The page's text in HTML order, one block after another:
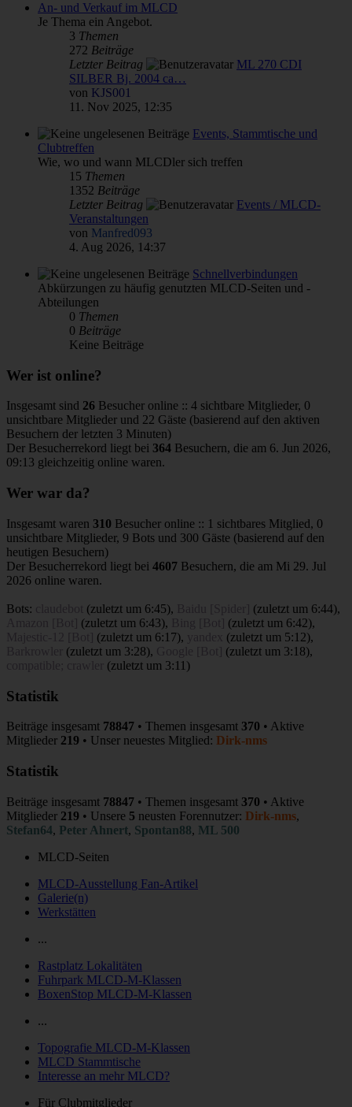
An- und Verkauf im MLCD
Je Thema ein Angebot.
3 Themen
272 Beiträge
Letzter Beitrag
ML 270 CDI
SILBER Bj. 2004 ca…
von KJS001
11. Nov 2025, 12:35
Events, Stammtische und
Clubtreffen
Wie, wo und wann MLCDler sich treffen
15 Themen
1352 Beiträge
Letzter Beitrag
Events / MLCD-
Veranstaltungen
von Manfred093
4. Aug 2026, 14:37
Schnellverbindungen
Abkürzungen zu häufig genutzten MLCD-Seiten und -
Abteilungen
0 Themen
0 Beiträge
Keine Beiträge
Wer ist online?
Insgesamt sind 26 Besucher online :: 4 sichtbare Mitglieder, 0
unsichtbare Mitglieder und 22 Gäste (basierend auf den aktiven
Besuchern der letzten 3 Minuten)
Der Besucherrekord liegt bei 364 Besuchern, die am 6. Jun 2026,
09:13 gleichzeitig online waren.
Wer war da?
Insgesamt waren 310 Besucher online :: 1 sichtbares Mitglied, 0
unsichtbare Mitglieder, 9 Bots und 300 Gäste (basierend auf den
heutigen Besuchern)
Der Besucherrekord liegt bei 4607 Besuchern, die am Mi 29. Jul
2026 online waren.
Bots: (zuletzt um 6:45), (zuletzt um 6:44),
(zuletzt um 6:43), (zuletzt um 6:42),
(zuletzt um 6:17), (zuletzt um 5:12),
(zuletzt um 3:28), (zuletzt um 3:18),
(zuletzt um 3:11 )
Statistik
Beiträge insgesamt 78847 • Themen insgesamt 370 • Aktive
Mitglieder 219 • Unser neuestes Mitglied: Dirk-nms
Statistik
Beiträge insgesamt 78847 • Themen insgesamt 370 • Aktive
Mitglieder 219 • Unsere 5 neusten Forennutzer: Dirk-nms,
Stefan64, Peter Ahnert, Spontan88, ML 500
MLCD-Seiten
MLCD-Ausstellung Fan-Artikel
Galerie(n)
Werkstätten
...
Rastplatz Lokalitäten
Fuhrpark MLCD-M-Klassen
BoxenStop MLCD-M-Klassen
...
Topografie MLCD-M-Klassen
MLCD Stammtische
Interesse an mehr MLCD?
Für Clubmitglieder